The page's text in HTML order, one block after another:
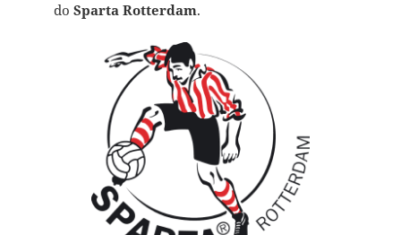
do Sparta Rotterdam.